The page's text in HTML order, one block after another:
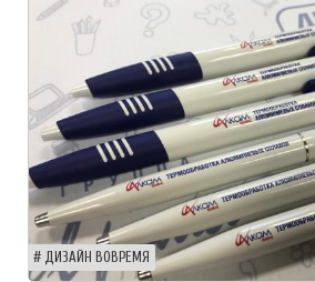
ДИЗАЙН ВОВРЕМЯ